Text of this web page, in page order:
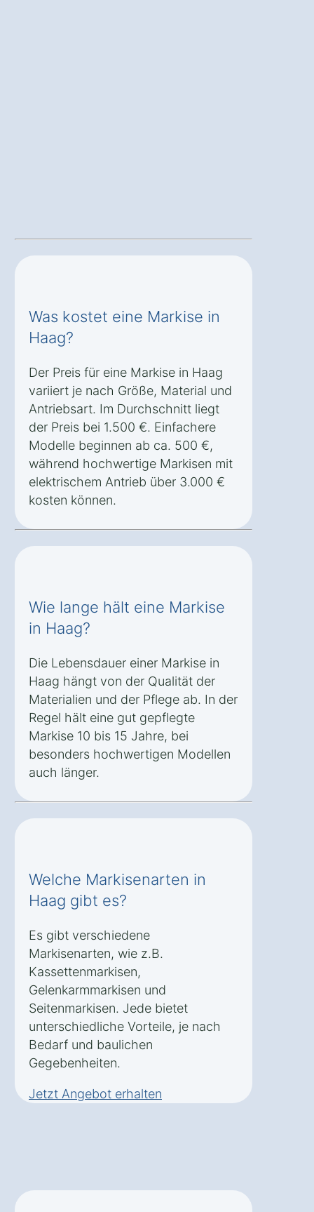
Was kostet eine Markise in
Haag?
Der Preis für eine Markise in Haag
variiert je nach Größe, Material und
Antriebsart. Im Durchschnitt liegt
der Preis bei 1.500 €. Einfachere
Modelle beginnen ab ca. 500 €,
während hochwertige Markisen mit
elektrischem Antrieb über 3.000 €
kosten können.
Wie lange hält eine Markise
in Haag?
Die Lebensdauer einer Markise in
Haag hängt von der Qualität der
Materialien und der Pflege ab. In der
Regel hält eine gut gepflegte
Markise 10 bis 15 Jahre, bei
besonders hochwertigen Modellen
auch länger.
Welche Markisenarten in
Haag gibt es?
Es gibt verschiedene
Markisenarten, wie z.B.
Kassettenmarkisen,
Gelenkarmmarkisen und
Seitenmarkisen. Jede bietet
unterschiedliche Vorteile, je nach
Bedarf und baulichen
Gegebenheiten.
Jetzt Angebot erhalten